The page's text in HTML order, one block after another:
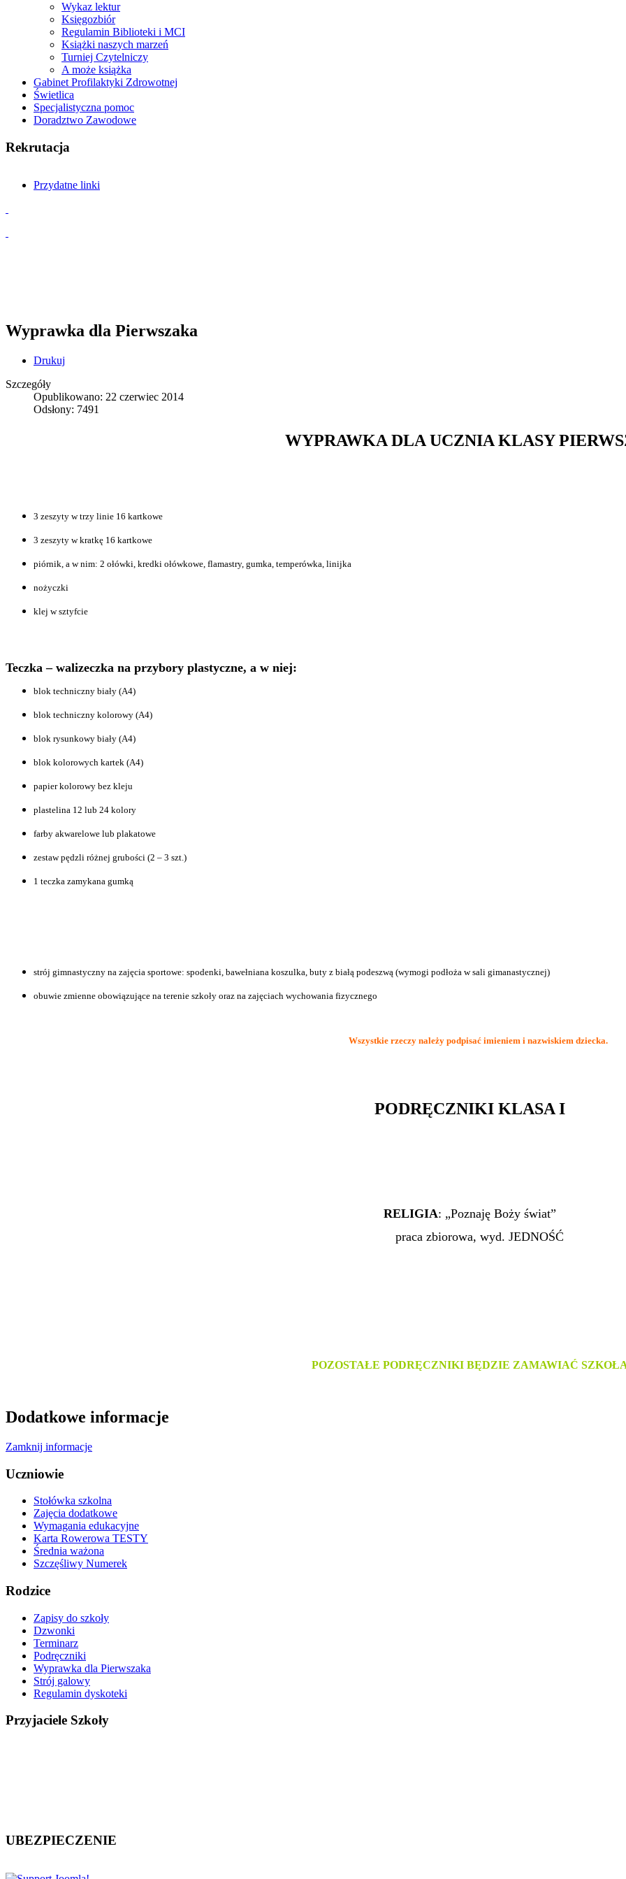
Wykaz lektur
Księgozbiór
Regulamin Biblioteki i MCI
Książki naszych marzeń
Turniej Czytelniczy
A może książka
Gabinet Profilaktyki Zdrowotnej
Świetlica
Specjalistyczna pomoc
Doradztwo Zawodowe
Rekrutacja
Przydatne linki
Wyprawka dla Pierwszaka
Drukuj
Szczegóły
Opublikowano: 22 czerwiec 2014
Odsłony: 7491
WYPRAWKA DLA UCZNIA KLASY
3 zeszyty w trzy linie 16 kartkowe
3 zeszyty w kratkę 16 kartkowe
piórnik, a w nim: 2 ołówki, kredki ołówkowe, flamastry, gumka, temperówka, linijka
nożyczki
klej w sztyfcie
Teczka – walizeczka na przybory plastyczne, a w niej:
blok techniczny biały (A4)
blok techniczny kolorowy (A4)
blok rysunkowy biały (A4)
blok kolorowych kartek (A4)
papier kolorowy bez kleju
plastelina 12 lub 24 kolory
farby akwarelowe lub plakatowe
zestaw pędzli różnej grubości (2 – 3 szt.)
1 teczka zamykana gumką
strój gimnastyczny na zajęcia sportowe: spodenki, bawełniana koszulka, buty z białą podeszwą (wymogi podłoża w sali gimanastycznej)
obuwie zmienne obowiązujące na terenie szkoły oraz na zajęciach wychowania fizycznego
Wszystkie rzeczy należy podpisać imieniem i nazwiskiem dziecka.
PODRĘCZNIKI KLASA I
RELIGIA: „Poznaję Boży świat”
praca zbiorowa, wyd. JEDNOŚĆ
POZOSTAŁE PODRĘCZNIKI BĘDZIE ZAMAWIAĆ
Dodatkowe informacje
Zamknij informacje
Uczniowie
Stołówka szkolna
Zajęcia dodatkowe
Wymagania edukacyjne
Karta Rowerowa TESTY
Średnia ważona
Szczęśliwy Numerek
Rodzice
Zapisy do szkoły
Dzwonki
Terminarz
Podręczniki
Wyprawka dla Pierwszaka
Strój galowy
Regulamin dyskoteki
Przyjaciele Szkoły
UBEZPIECZENIE